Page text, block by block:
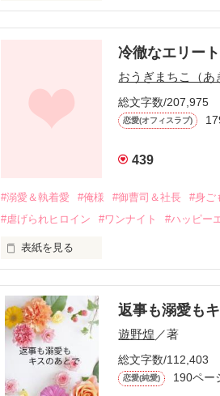
しかし、ある出来事をきっかけに二人の
関係修復もできないまま、美桜は両親の
引っ越すことになり、哲平とも離れ離れ
そして、ひょんなことから
酔った勢いで一夜を共にしてしまった。
さらに、美桜が初めてだと知った哲平は
甘やかしてくる。
そんなある日、哲平は美桜がストーカー
遭っていることを知る。
美桜を守るため、哲平は同居を提案し
冷徹なエリー
おうぎまちこ（あ
総文字数/207,975
恋愛(オフィスラブ)
439
#溺愛＆執着愛 #俺様 #御曹司＆社長 #身ご
#虐げられヒロイン
#ワンナイト #ハッピー
表紙を見る
ろ、日本人美青年と出会い、酒の勢いも
帰国後、美桜は新しい職場でワンナイ
も関わらず、一族を離れて起業した新
人だったのだ――！
なぜか恭司から飼い猫の世話係を命じ
返事も溺愛も
遊野煌／著
総文字数/112,403
恋愛(純愛) 190ペー